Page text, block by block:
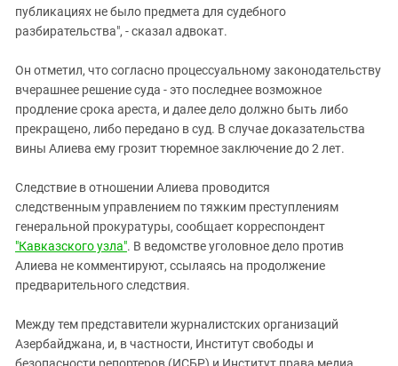
публикациях не было предмета для судебного
разбирательства", - сказал адвокат.
Он отметил, что согласно процессуальному законодательству
вчерашнее решение суда - это последнее возможное
продление срока ареста, и далее дело должно быть либо
прекращено, либо передано в суд. В случае доказательства
вины Алиева ему грозит тюремное заключение до 2 лет.
Следствие в отношении Алиева проводится
следственным управлением по тяжким преступлениям
генеральной прокуратуры, сообщает корреспондент
"Кавказского узла". В ведомстве уголовное дело против
Алиева не комментируют, ссылаясь на продолжение
предварительного следствия.
Между тем представители журналистских организаций
Азербайджана, и, в частности, Институт свободы и